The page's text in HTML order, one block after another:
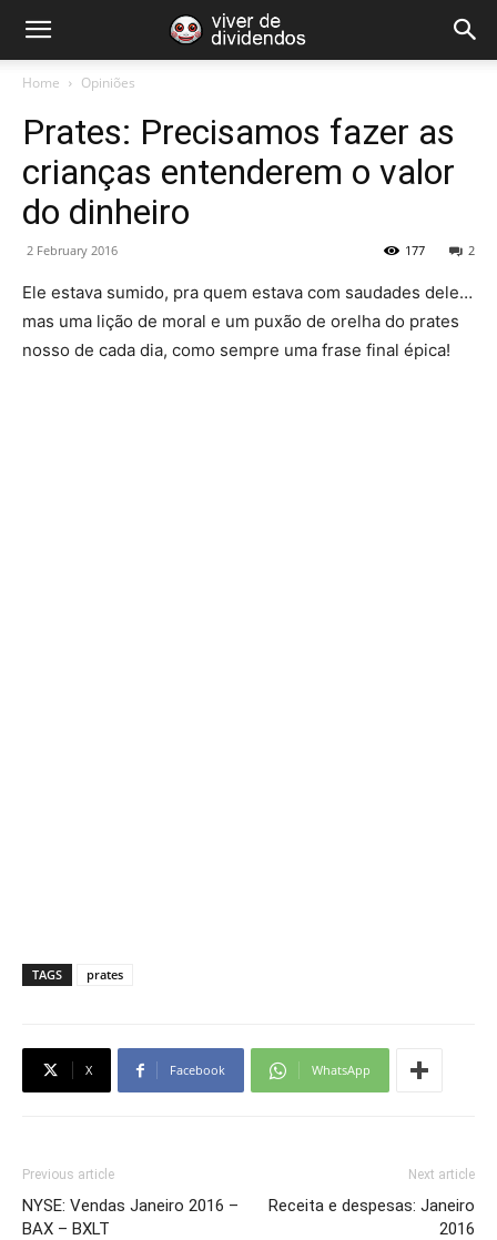
Home Opiniões
Prates: Precisamos fazer as
crianças entenderem o valor
do dinheiro
2 February 2016 2
177
Ele estava sumido, pra quem estava com saudades dele…
mas uma lição de moral e um puxão de orelha do prates
nosso de cada dia, como sempre uma frase final épica!
TAGS prates
X Facebook WhatsApp
Previous article
NYSE: Vendas Janeiro 2016 –
BAX – BXLT
Next article
Receita e despesas: Janeiro
2016